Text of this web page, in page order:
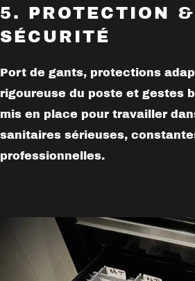
5. PROTECTION &
SÉCURITÉ
Port de gants, protections
rigoureuse du poste et gestes
mis en place pour travailler
sanitaires sérieuses,
professionnelles.